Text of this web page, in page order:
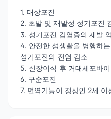
1. 대상포진
2. 초발 및 재발성 성기포진
3. 성기포진 감염증의 재발
4. 안전한 성생활을 병행하
성기포진의 전염 감소
5. 신장이식 후 거대세포바
6. 구순포진
7. 면역기능이 정상인 2세